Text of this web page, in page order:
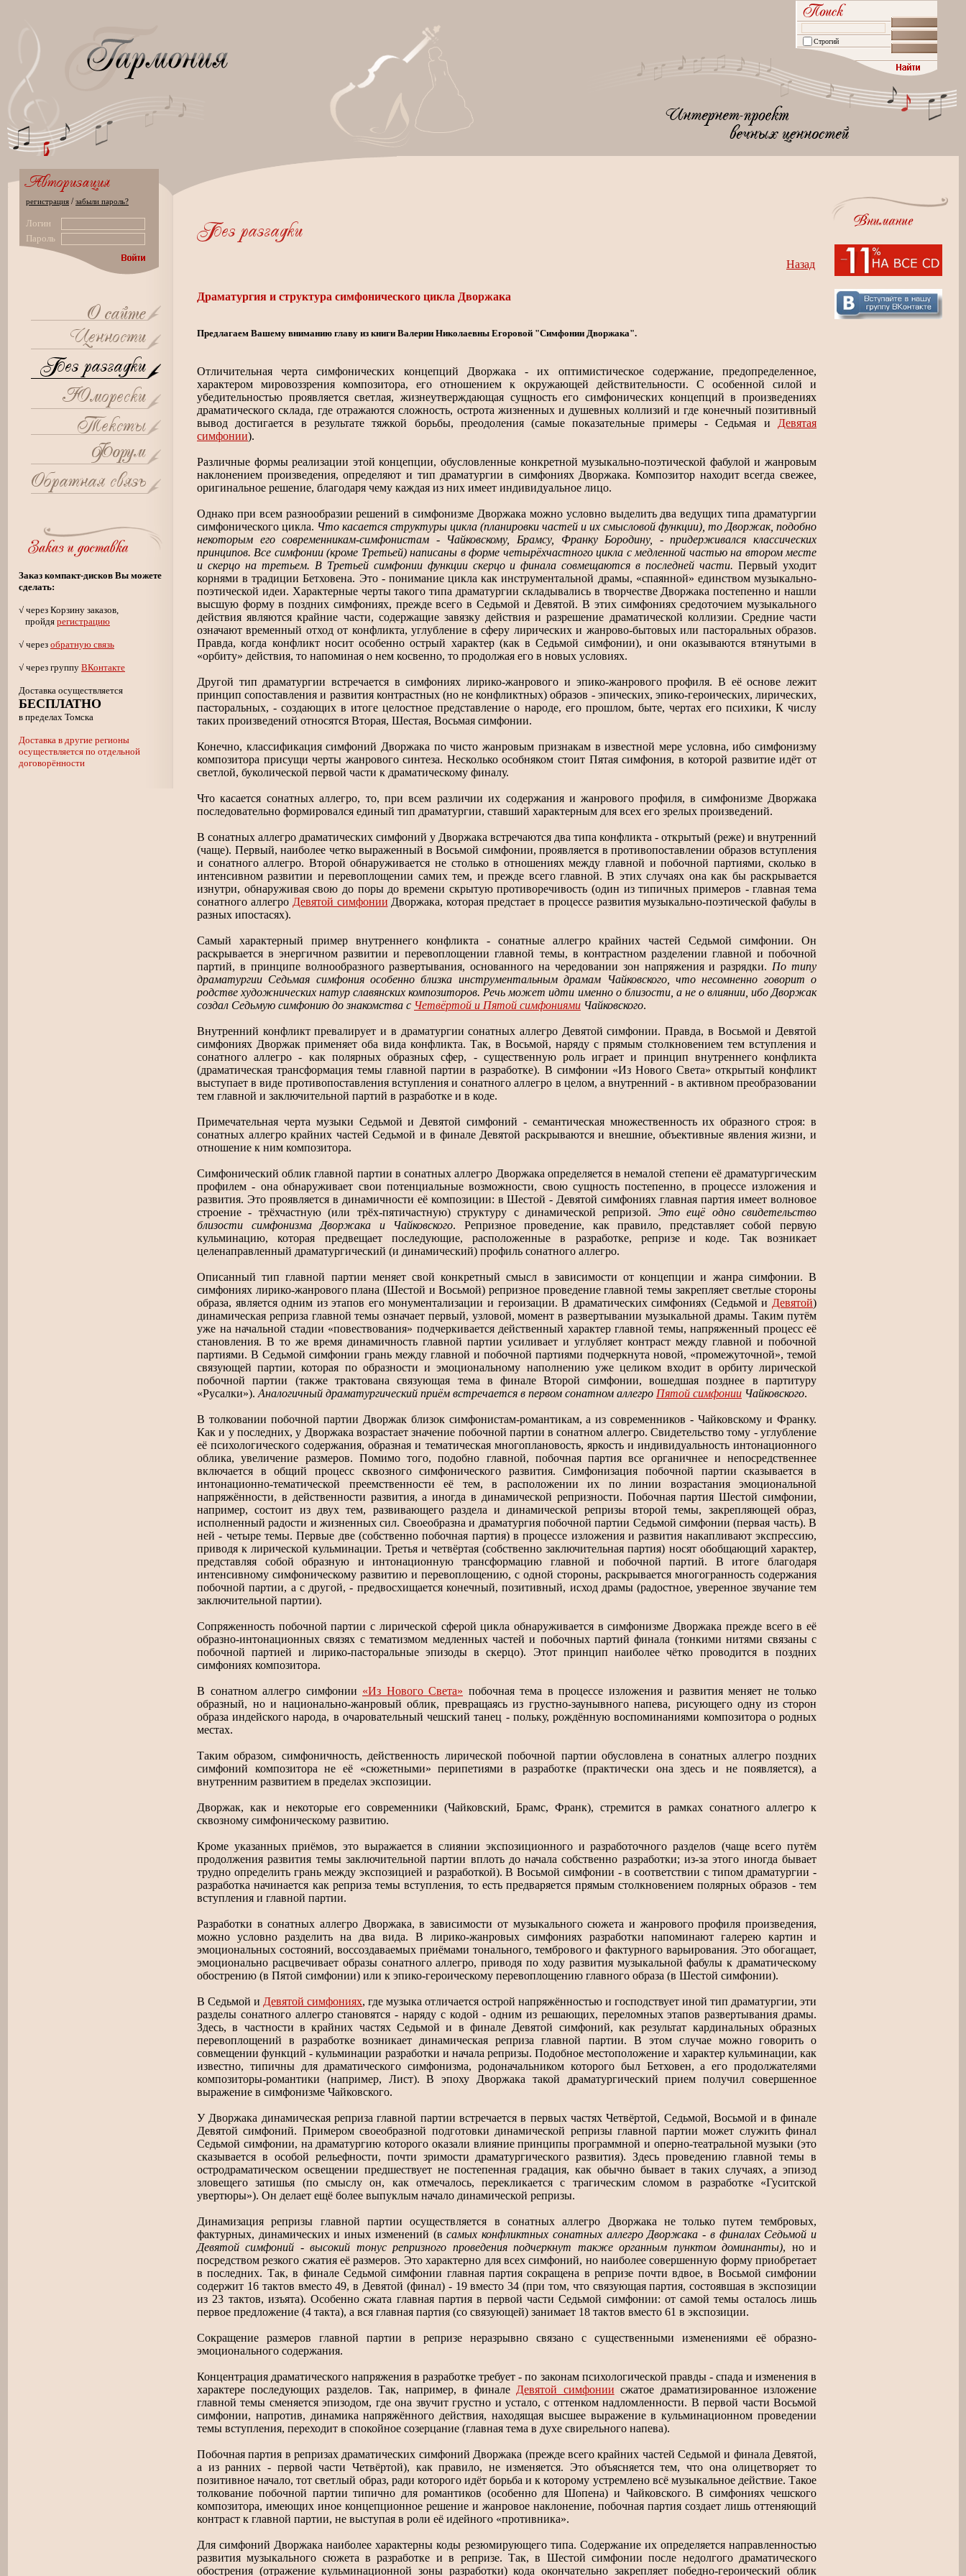
Строгий
регистрация /забыли пароль?
Логин
Пароль
Заказ компакт-дисков Вы можете
сделать:
√ через Корзину заказов,
пройдя регистрацию
√ через обратную связь
√ через группу ВКонтакте
Доставка осуществляется
БЕСПЛАТНО
в пределах Томска
Доставка в другие регионы
осуществляется по отдельной
договорённости
Назад
Драматургия и структура симфонического цикла Дворжака
Предлагаем Вашему вниманию главу из книги Валерии Николаевны Егоровой "Симфонии Дворжака".
Отличительная черта симфонических концепций Дворжака - их оптимистическое содержание, предопределенное,
характером мировоззрения композитора, его отношением к окружающей действительности. С особенной силой и
убедительностью проявляется светлая, жизнеутверждающая сущность его симфонических концепций в произведениях
драматического склада, где отражаются сложность, острота жизненных и душевных коллизий и где конечный позитивный
вывод достигается в результате тяжкой борьбы, преодоления (самые показательные примеры - Седьмая и Девятая
симфонии).
Различные формы реализации этой концепции, обусловленные конкретной музыкально-поэтической фабулой и жанровым
наклонением произведения, определяют и тип драматургии в симфониях Дворжака. Композитор находит всегда свежее,
оригинальное решение, благодаря чему каждая из них имеет индивидуальное лицо.
Однако при всем разнообразии решений в симфонизме Дворжака можно условно выделить два ведущих типа драматургии
симфонического цикла. Что касается структуры цикла (планировки частей и их смысловой функции), то Дворжак, подобно
некоторым его современникам-симфонистам - Чайковскому, Брамсу, Франку Бородину, - придерживался классических
принципов. Все симфонии (кроме Третьей) написаны в форме четырёхчастного цикла с медленной частью на втором месте
и скерцо на третьем. В Третьей симфонии функции скерцо и финала совмещаются в последней части. Первый уходит
корнями в традиции Бетховена. Это - понимание цикла как инструментальной драмы, «спаянной» единством музыкально-
поэтической идеи. Характерные черты такого типа драматургии складывались в творчестве Дворжака постепенно и нашли
высшую форму в поздних симфониях, прежде всего в Седьмой и Девятой. В этих симфониях средоточием музыкального
действия являются крайние части, содержащие завязку действия и разрешение драматической коллизии. Средние части
означают временный отход от конфликта, углубление в сферу лирических и жанрово-бытовых или пасторальных образов.
Правда, когда конфликт носит особенно острый характер (как в Седьмой симфонии), и они оказываются втянутыми в
«орбиту» действия, то напоминая о нем косвенно, то продолжая его в новых условиях.
Другой тип драматургии встречается в симфониях лирико-жанрового и эпико-жанрового профиля. В её основе лежит
принцип сопоставления и развития контрастных (но не конфликтных) образов - эпических, эпико-героических, лирических,
пасторальных, - создающих в итоге целостное представление о народе, его прошлом, быте, чертах его психики, К числу
таких произведений относятся Вторая, Шестая, Восьмая симфонии.
Конечно, классификация симфоний Дворжака по чисто жанровым признакам в известной мере условна, ибо симфонизму
композитора присущи черты жанрового синтеза. Несколько особняком стоит Пятая симфония, в которой развитие идёт от
светлой, буколической первой части к драматическому финалу.
Что касается сонатных аллегро, то, при всем различии их содержания и жанрового профиля, в симфонизме Дворжака
последовательно формировался единый тип драматургии, ставший характерным для всех его зрелых произведений.
В сонатных аллегро драматических симфоний у Дворжака встречаются два типа конфликта - открытый (реже) и внутренний
(чаще). Первый, наиболее четко выраженный в Восьмой симфонии, проявляется в противопоставлении образов вступления
и сонатного аллегро. Второй обнаруживается не столько в отношениях между главной и побочной партиями, сколько в
интенсивном развитии и перевоплощении самих тем, и прежде всего главной. В этих случаях она как бы раскрывается
изнутри, обнаруживая свою до поры до времени скрытую противоречивость (один из типичных примеров - главная тема
сонатного аллегро Девятой симфонии Дворжака, которая предстает в процессе развития музыкально-поэтической фабулы в
разных ипостасях).
Самый характерный пример внутреннего конфликта - сонатные аллегро крайних частей Седьмой симфонии. Он
раскрывается в энергичном развитии и перевоплощении главной темы, в контрастном разделении главной и побочной
партий, в принципе волнообразного развертывания, основанного на чередовании зон напряжения и разрядки. По типу
драматургии Седьмая симфония особенно близка инструментальным драмам Чайковского, что несомненно говорит о
родстве художнических натур славянских композиторов. Речь может идти именно о близости, а не о влиянии, ибо Дворжак
создал Седьмую симфонию до знакомства с Четвёртой и Пятой симфониями Чайковского.
Внутренний конфликт превалирует и в драматургии сонатных аллегро Девятой симфонии. Правда, в Восьмой и Девятой
симфониях Дворжак применяет оба вида конфликта. Так, в Восьмой, наряду с прямым столкновением тем вступления и
сонатного аллегро - как полярных образных сфер, - существенную роль играет и принцип внутреннего конфликта
(драматическая трансформация темы главной партии в разработке). В симфонии «Из Нового Света» открытый конфликт
выступает в виде противопоставления вступления и сонатного аллегро в целом, а внутренний - в активном преобразовании
тем главной и заключительной партий в разработке и в коде.
Примечательная черта музыки Седьмой и Девятой симфоний - семантическая множественность их образного строя: в
сонатных аллегро крайних частей Седьмой и в финале Девятой раскрываются и внешние, объективные явления жизни, и
отношение к ним композитора.
Симфонический облик главной партии в сонатных аллегро Дворжака определяется в немалой степени её драматургическим
профилем - она обнаруживает свои потенциальные возможности, свою сущность постепенно, в процессе изложения и
развития. Это проявляется в динамичности её композиции: в Шестой - Девятой симфониях главная партия имеет волновое
строение - трёхчастную (или трёх-пятичастную) структуру с динамической репризой. Это ещё одно свидетельство
близости симфонизма Дворжака и Чайковского. Репризное проведение, как правило, представляет собой первую
кульминацию, которая предвещает последующие, расположенные в разработке, репризе и коде. Так возникает
целенаправленный драматургический (и динамический) профиль сонатного аллегро.
Описанный тип главной партии меняет свой конкретный смысл в зависимости от концепции и жанра симфонии. В
симфониях лирико-жанрового плана (Шестой и Восьмой) репризное проведение главной темы закрепляет светлые стороны
образа, является одним из этапов его монументализации и героизации. В драматических симфониях (Седьмой и Девятой)
динамическая реприза главной темы означает первый, узловой, момент в развертывании музыкальной драмы. Таким путём
уже на начальной стадии «повествования» подчеркивается действенный характер главной темы, напряженный процесс её
становления. В то же время динамичность главной партии усиливает и углубляет контраст между главной и побочной
партиями. В Седьмой симфонии грань между главной и побочной партиями подчеркнута новой, «промежуточной», темой
связующей партии, которая по образности и эмоциональному наполнению уже целиком входит в орбиту лирической
побочной партии (также трактована связующая тема в финале Второй симфонии, вошедшая позднее в партитуру
«Русалки»). Аналогичный драматургический приём встречается в первом сонатном аллегро Пятой симфонии Чайковского.
В толковании побочной партии Дворжак близок симфонистам-романтикам, а из современников - Чайковскому и Франку.
Как и у последних, у Дворжака возрастает значение побочной партии в сонатном аллегро. Свидетельство тому - углубление
её психологического содержания, образная и тематическая многоплановость, яркость и индивидуальность интонационного
облика, увеличение размеров. Помимо того, подобно главной, побочная партия все органичнее и непосредственнее
включается в общий процесс сквозного симфонического развития. Симфонизация побочной партии сказывается в
интонационно-тематической преемственности её тем, в расположении их по линии возрастания эмоциональной
напряжённости, в действенности развития, а иногда в динамической репризности. Побочная партия Шестой симфонии,
например, состоит из двух тем, развивающего раздела и динамической репризы второй темы, закрепляющей образ,
исполненный радости и жизненных сил. Своеобразна и драматургия побочной партии Седьмой симфонии (первая часть). В
ней - четыре темы. Первые две (собственно побочная партия) в процессе изложения и развития накапливают экспрессию,
приводя к лирической кульминации. Третья и четвёртая (собственно заключительная партия) носят обобщающий характер,
представляя собой образную и интонационную трансформацию главной и побочной партий. В итоге благодаря
интенсивному симфоническому развитию и перевоплощению, с одной стороны, раскрывается многогранность содержания
побочной партии, а с другой, - предвосхищается конечный, позитивный, исход драмы (радостное, уверенное звучание тем
заключительной партии).
Сопряженность побочной партии с лирической сферой цикла обнаруживается в симфонизме Дворжака прежде всего в её
образно-интонационных связях с тематизмом медленных частей и побочных партий финала (тонкими нитями связаны с
побочной партией и лирико-пасторальные эпизоды в скерцо). Этот принцип наиболее чётко проводится в поздних
симфониях композитора.
В сонатном аллегро симфонии «Из Нового Света» побочная тема в процессе изложения и развития меняет не только
образный, но и национально-жанровый облик, превращаясь из грустно-заунывного напева, рисующего одну из сторон
образа индейского народа, в очаровательный чешский танец - польку, рождённую воспоминаниями композитора о родных
местах.
Таким образом, симфоничность, действенность лирической побочной партии обусловлена в сонатных аллегро поздних
симфоний композитора не её «сюжетными» перипетиями в разработке (практически она здесь и не появляется), а
внутренним развитием в пределах экспозиции.
Дворжак, как и некоторые его современники (Чайковский, Брамс, Франк), стремится в рамках сонатного аллегро к
сквозному симфоническому развитию.
Кроме указанных приёмов, это выражается в слиянии экспозиционного и разработочного разделов (чаще всего путём
продолжения развития темы заключительной партии вплоть до начала собственно разработки; из-за этого иногда бывает
трудно определить грань между экспозицией и разработкой). В Восьмой симфонии - в соответствии с типом драматургии -
разработка начинается как реприза темы вступления, то есть предваряется прямым столкновением полярных образов - тем
вступления и главной партии.
Разработки в сонатных аллегро Дворжака, в зависимости от музыкального сюжета и жанрового профиля произведения,
можно условно разделить на два вида. В лирико-жанровых симфониях разработки напоминают галерею картин и
эмоциональных состояний, воссоздаваемых приёмами тонального, тембрового и фактурного варьирования. Это обогащает,
эмоционально расцвечивает образы сонатного аллегро, приводя по ходу развития музыкальной фабулы к драматическому
обострению (в Пятой симфонии) или к эпико-героическому перевоплощению главного образа (в Шестой симфонии).
В Седьмой и Девятой симфониях, где музыка отличается острой напряжённостью и господствует иной тип драматургии, эти
разделы сонатного аллегро становятся - наряду с кодой - одним из решающих, переломных этапов развертывания драмы.
Здесь, в частности в крайних частях Седьмой и в финале Девятой симфоний, как результат кардинальных образных
перевоплощений в разработке возникает динамическая реприза главной партии. В этом случае можно говорить о
совмещении функций - кульминации разработки и начала репризы. Подобное местоположение и характер кульминации, как
известно, типичны для драматического симфонизма, родоначальником которого был Бетховен, а его продолжателями
композиторы-романтики (например, Лист). В эпоху Дворжака такой драматургический прием получил совершенное
выражение в симфонизме Чайковского.
У Дворжака динамическая реприза главной партии встречается в первых частях Четвёртой, Седьмой, Восьмой и в финале
Девятой симфоний. Примером своеобразной подготовки динамической репризы главной партии может служить финал
Седьмой симфонии, на драматургию которого оказали влияние принципы программной и оперно-театральной музыки (это
сказывается в особой рельефности, почти зримости драматургического развития). Здесь проведению главной темы в
остродраматическом освещении предшествует не постепенная градация, как обычно бывает в таких случаях, а эпизод
зловещего затишья (по смыслу он, как отмечалось, перекликается с трагическим сломом в разработке «Гуситской
увертюры»). Он делает ещё более выпуклым начало динамической репризы.
Динамизация репризы главной партии осуществляется в сонатных аллегро Дворжака не только путем тембровых,
фактурных, динамических и иных изменений (в самых конфликтных сонатных аллегро Дворжака - в финалах Седьмой и
Девятой симфоний - высокий тонус репризного проведения подчеркнут также органным пунктом доминанты), но и
посредством резкого сжатия её размеров. Это характерно для всех симфоний, но наиболее совершенную форму приобретает
в последних. Так, в финале Седьмой симфонии главная партия сокращена в репризе почти вдвое, в Восьмой симфонии
содержит 16 тактов вместо 49, в Девятой (финал) - 19 вместо 34 (при том, что связующая партия, состоявшая в экспозиции
из 23 тактов, изъята). Особенно сжата главная партия в первой части Седьмой симфонии: от самой темы осталось лишь
первое предложение (4 такта), а вся главная партия (со связующей) занимает 18 тактов вместо 61 в экспозиции.
Сокращение размеров главной партии в репризе неразрывно связано с существенными изменениями её образно-
эмоционального содержания.
Концентрация драматического напряжения в разработке требует - по законам психологической правды - спада и изменения в
характере последующих разделов. Так, например, в финале Девятой симфонии сжатое драматизированное изложение
главной темы сменяется эпизодом, где она звучит грустно и устало, с оттенком надломленности. В первой части Восьмой
симфонии, напротив, динамика напряжённого действия, находящая высшее выражение в кульминационном проведении
темы вступления, переходит в спокойное созерцание (главная тема в духе свирельного напева).
Побочная партия в репризах драматических симфоний Дворжака (прежде всего крайних частей Седьмой и финала Девятой,
а из ранних - первой части Четвёртой), как правило, не изменяется. Это объясняется тем, что она олицетворяет то
позитивное начало, тот светлый образ, ради которого идёт борьба и к которому устремлено всё музыкальное действие. Такое
толкование побочной партии типично для романтиков (особенно для Шопена) и Чайковского. В симфониях чешского
композитора, имеющих иное концепционное решение и жанровое наклонение, побочная партия создает лишь оттеняющий
контраст к главной партии, не выступая в роли её идейного «противника».
Для симфоний Дворжака наиболее характерны коды резюмирующего типа. Содержание их определяется направленностью
развития музыкального сюжета в разработке и в репризе. Так, в Шестой симфонии после недолгого драматического
обострения (отражение кульминационной зоны разработки) кода окончательно закрепляет победно-героический облик